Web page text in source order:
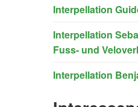
Interpellation
Interpellation
Fuss- und
Interpellation